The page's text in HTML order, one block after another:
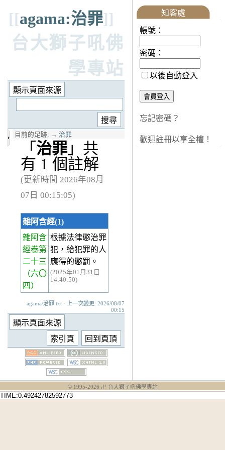
[[agama:治罪]]
台大獅子吼佛
學專站
目前的足跡: → 治罪
「 治罪 」共
有 1 個註解
(更新時間 2026年08月
07日 00:15:05)
雜阿含經(1)
雜阿含
經卷第
二十三
（六〇
四）
根據法律懲治罪
犯，給犯罪的人
應得的懲罰。
(2025年01月31日
14:40:50)
agama/治罪.txt · 上一次變更: 2026/08/07
00:15
知客處
帳號：
密碼：
以後自動登入
忘記密碼？
歡迎註冊以享全權！
© 1995-2026 卍 台大獅子吼佛學專站
TIME:0.49242782592773